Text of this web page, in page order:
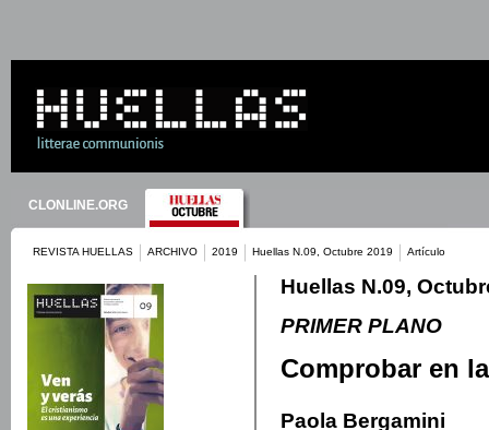
CLONLINE.ORG
REVISTA HUELLAS ARCHIVO 2019 Huellas N.09, Octubre 2019 Artículo
Huellas N.09,
PRIMER PLANO
Comprobar en
Paola Bergamini